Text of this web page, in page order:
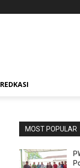
REDKASI
MOST POPULAR